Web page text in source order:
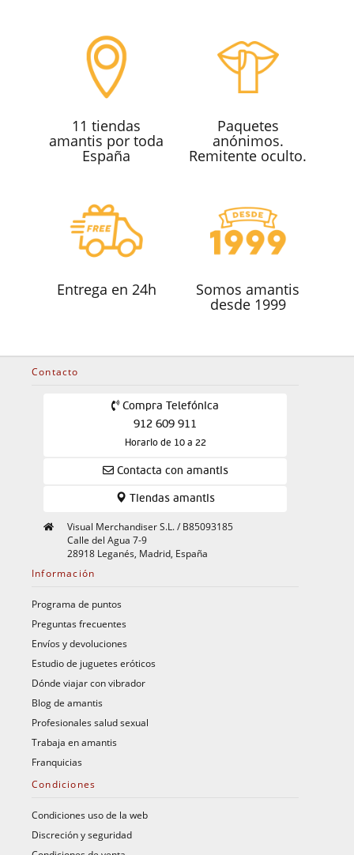
11 tiendas
amantis por toda
España
Paquetes
anónimos.
Remitente oculto.
Entrega en 24h Somos amantis
desde 1999
Contacto
Compra Telefónica
912 609 911
Horario de 10 a 22
Contacta con amantis
Tiendas amantis
Visual Merchandiser S.L. / B85093185
Calle del Agua 7-9
28918 Leganés, Madrid, España
Información
Programa de puntos
Preguntas frecuentes
Envíos y devoluciones
Estudio de juguetes eróticos
Dónde viajar con vibrador
Blog de amantis
Profesionales salud sexual
Trabaja en amantis
Franquicias
Condiciones
Condiciones uso de la web
Discreción y seguridad